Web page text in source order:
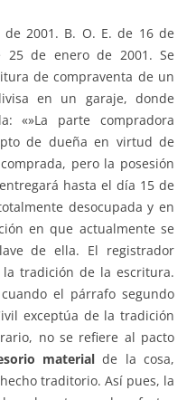
2001. B. O. E. de 16 de
25 de enero de 2001. Se
de compraventa de un
en un garaje, donde
«»La parte compradora
de dueña en virtud de
pero la posesión
hasta el día 15 de
desocupada y en
en que actualmente se
de ella. El registrador
tradición de la escritura.
el párrafo segundo
exceptúa de la tradición
no se refiere al pacto
material de la cosa,
traditorio. Así pues, la